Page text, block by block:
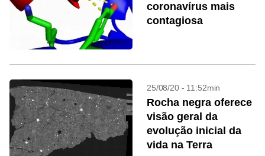
coronavírus mais
contagiosa
25/08/20 - 11:52min
Rocha negra oferece
visão geral da
evolução inicial da
vida na Terra